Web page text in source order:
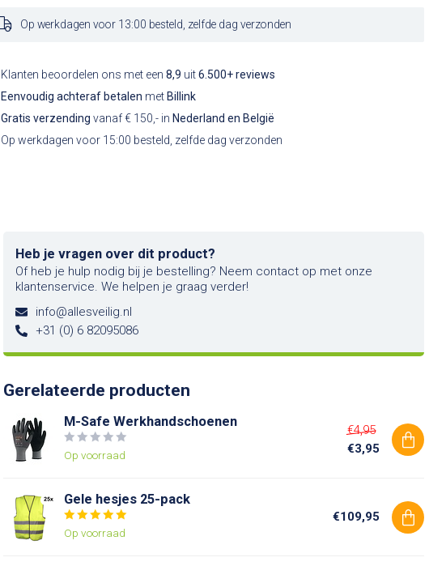
Op werkdagen voor 13:00 besteld, zelfde dag verzonden
Klanten beoordelen ons met een8,9 uit6.500+ reviews
Eenvoudig achteraf betalen met Billink
Gratis verzending vanaf € 150,- in Nederland en België
Op werkdagen voor 15:00 besteld, zelfde dag verzonden
Heb je vragen over dit product?
Of heb je hulp nodig bij je bestelling? Neem contact op met onze
klantenservice. We helpen je graag verder!
info@allesveilig.nl
+31 (0) 6 82095086
Gerelateerde producten
M-Safe Werkhandschoenen
Op voorraad
€4,95
€3,95
Gele hesjes 25-pack
Op voorraad
€109,95